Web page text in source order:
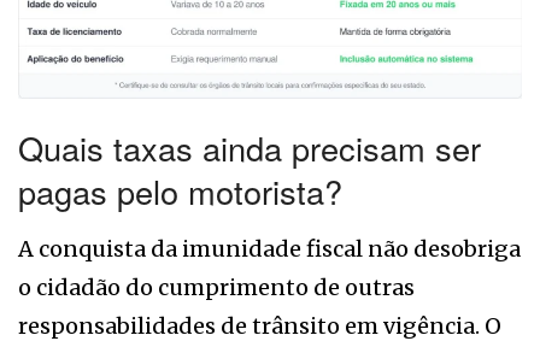
Quais taxas ainda precisam ser
pagas pelo motorista?
A conquista da imunidade fiscal não desobriga
o cidadão do cumprimento de outras
responsabilidades de trânsito em vigência. O